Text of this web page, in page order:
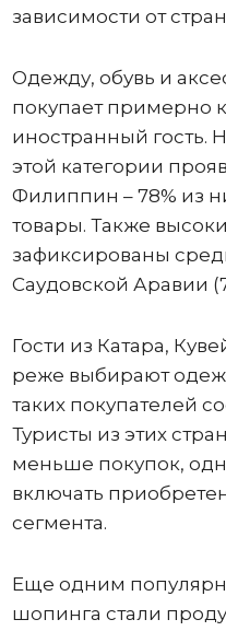
зависимости от
Одежду, обувь и
покупает примерно
иностранный гость.
этой категории
Филиппин – 78% из
товары. Также
зафиксированы
Саудовской Аравии
Гости из Катара,
реже выбирают
таких покупателей
Туристы из этих
меньше покупок,
включать
сегмента.
Еще одним
шопинга стали